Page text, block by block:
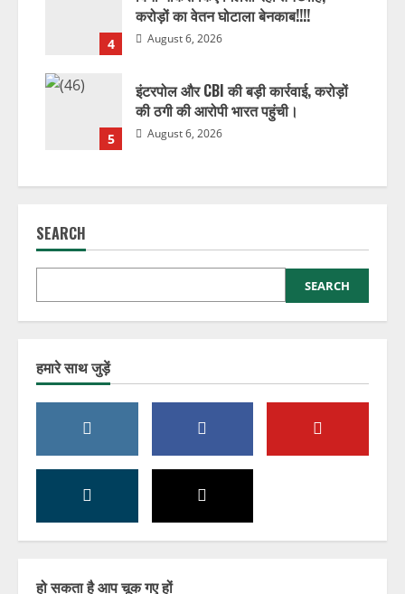
4
करोड़ों का वेतन घोटाला बेनकाब!!!!
August 6, 2026
5
इंटरपोल और CBI की बड़ी कार्रवाई, करोड़ों
की ठगी की आरोपी भारत पहुंची।
August 6, 2026
SEARCH
SEARCH
हमारे साथ जुड़ें
हो सकता है आप चूक गए हों